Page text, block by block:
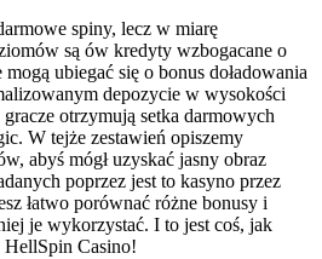
spiny, lecz w miarę
są ów kredyty wzbogacane o
ubiegać się o bonus doładowania
depozycie w wysokości
otrzymują setka darmowych
W tejże zestawień opiszemy
abyś mógł uzyskać jasny obraz
poprzez jest to kasyno przez
łatwo porównać różne bonusy i
je wykorzystać. I to jest coś, jak
Casino!